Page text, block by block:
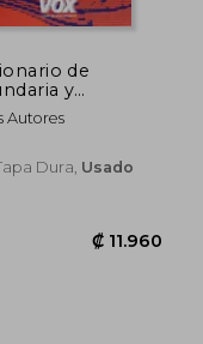
de
y
(Vox -
Española -
Autores
Dura, Usado